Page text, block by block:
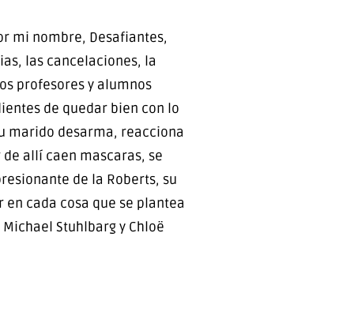
mi nombre, Desafiantes,
las cancelaciones, la
profesores y alumnos
de quedar bien con lo
marido desarma, reacciona
allí caen mascaras, se
de la Roberts, su
cada cosa que se plantea
Stuhlbarg y Chloë